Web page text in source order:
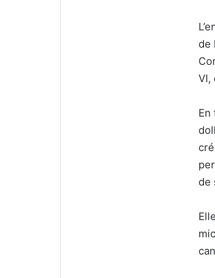
de
VI,
En
de